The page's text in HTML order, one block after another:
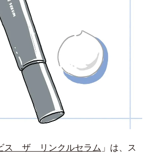
ス ザ リンクルセラム 」は、ス